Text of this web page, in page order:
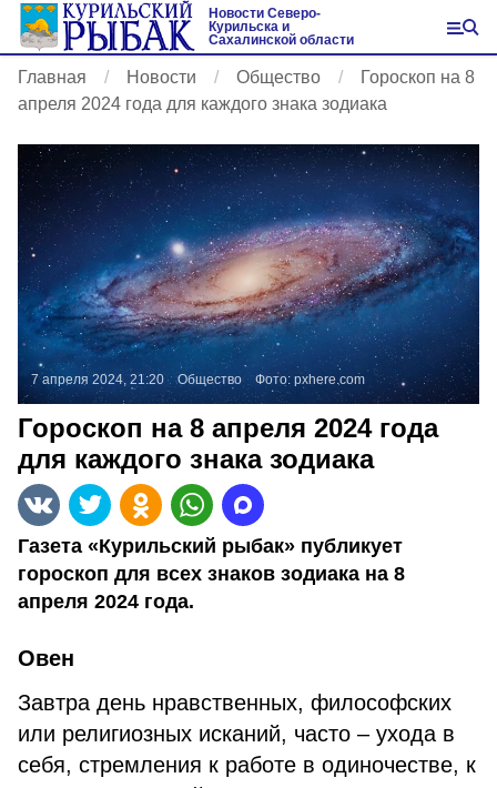
Новости Северо-
Курильска и
Сахалинской области
Главная Новости Общество
Гороскоп на 8
апреля 2024 года для каждого знака зодиака
7 апреля 2024, 21:20 Общество Фото: pxhere.com
Гороскоп на 8 апреля 2024 года
для каждого знака зодиака
Газета «Курильский рыбак» публикует
гороскоп для всех знаков зодиака на 8
апреля 2024 года.
Овен
Завтра день нравственных, философских
или религиозных исканий, часто – ухода в
себя, стремления к работе в одиночестве, к